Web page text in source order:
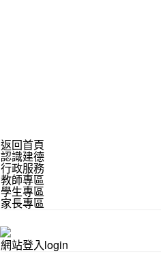
返回首頁
認識建德
行政服務
教師專區
學生專區
家長專區
網站登入login